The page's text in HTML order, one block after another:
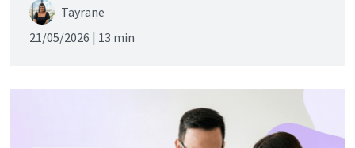
Tayrane
21/05/2026 | 13 min